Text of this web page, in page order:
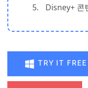
Disney+ 콘
TRY IT FREE